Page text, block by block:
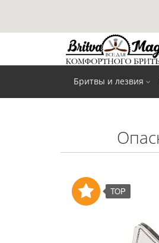
Бритвы и лезвия
TOP